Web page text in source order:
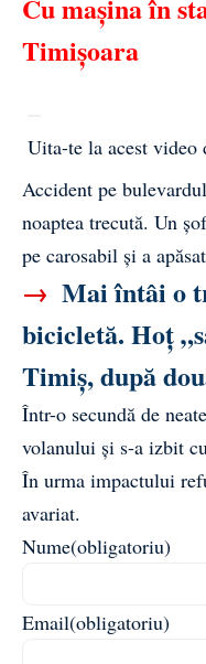
Cu mașina în
Timișoara
Uita-te la acest video
Accident pe
noaptea trecută. Un
pe carosabil și a
→ Mai întâi o
bicicletă. Hoț
Timiș, după
Într-o secundă de
volanului și s-a izbit
În urma impactului
avariat.
Nume(obligatoriu)
Email(obligatoriu)